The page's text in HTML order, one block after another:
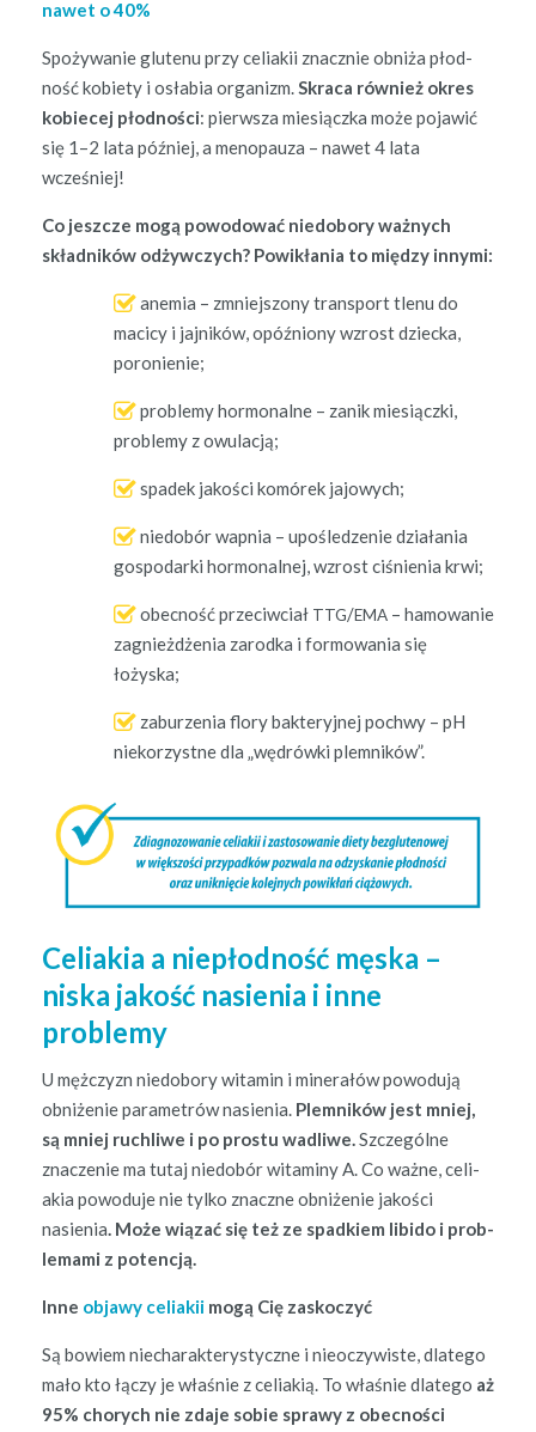
nawet o 40%
Spoży­wanie glutenu przy celi­akii znacznie obniża płod­
ność kobi­ety i osłabia orga­nizm.Skra­ca również okres
kobiecej płod­noś­ci: pier­wsza miesiącz­ka może pojaw­ić
się 1–2 lata później, a menopauza – nawet 4 lata
wcześniej!
Co jeszcze mogą powodować niedobo­ry ważnych
skład­ników odży­w­czych? Powikła­nia to między innymi:
ane­mia – zmniejs­zony trans­port tlenu do
maci­cy i jajników, opóźniony wzrost dziec­ka,
poronienie;
prob­le­my hor­mon­alne – zanik miesiącz­ki,
prob­le­my z owulacją;
spadek jakoś­ci komórek jajowych;
niedobór wap­nia – upośledze­nie dzi­ała­nia
gospo­dar­ki hor­mon­al­nej, wzrost ciśnienia krwi;
obec­ność prze­ci­w­ci­ał TTG/EMA – hamowanie
zag­nieżdże­nia zar­o­d­ka i for­mowa­nia się
łożyska;
zaburzenia flo­ry bak­teryjnej pochwy – pH
nieko­rzystne dla „wędrów­ki plemników”.
Celiakia a niepłodność męska –
niska jakość nasienia i inne
problemy
U mężczyzn niedobo­ry wit­a­min i min­er­ałów powodu­ją
obniże­nie para­metrów nasienia. Plem­ników jest mniej,
są mniej ruch­li­we i po pros­tu wadli­we.Szczególne
znacze­nie ma tutaj niedobór wit­a­miny A. Co ważne, celi­
akia powodu­je nie tylko znaczne obniże­nie jakoś­ci
nasienia. Może wiązać się też ze spad­kiem libido i prob­
le­ma­mi z potencją.
Inne objawy celi­akii mogą Cię zaskoczyć
Są bowiem niecharak­terysty­czne i nieoczy­wiste, dlat­ego
mało kto łączy je właśnie z celi­ak­ią. To właśnie dlat­ego aż
95% chorych nie zda­je sobie sprawy z obec­noś­ci